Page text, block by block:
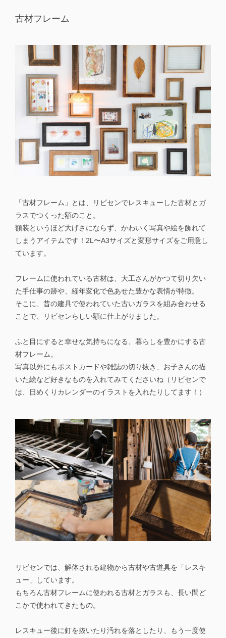
古材フレーム
「古材フレーム」とは、リビセンでレスキューした古材とガ
ラスでつくった額のこと。
額装というほど大げさにならず、かわいく写真や絵を飾れて
しまうアイテムです！2L〜A3サイズと変形サイズをご用意し
ています。
フレームに使われている古材は、大工さんがかつて切り欠い
た手仕事の跡や、経年変化で色あせた豊かな表情が特徴。
そこに、昔の建具で使われていた古いガラスを組み合わせる
ことで、リビセンらしい額に仕上がりました。
ふと目にすると幸せな気持ちになる、暮らしを豊かにする古
材フレーム。
写真以外にもポストカードや雑誌の切り抜き、お子さんの描
いた絵など好きなものを入れてみてくださいね（リビセンで
は、日めくりカレンダーのイラストを入れたりしてます！）
リビセンでは、解体される建物から古材や古道具を「レスキ
ュー」しています。
もちろん古材フレームに使われる古材とガラスも、長い間ど
こかで使われてきたもの。
レスキュー後に釘を抜いたり汚れを落としたり、もう一度使